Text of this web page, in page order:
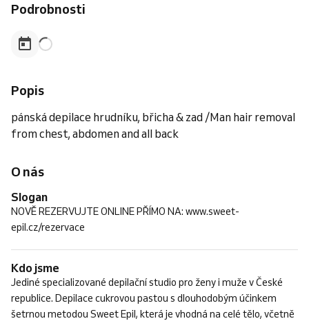
Podrobnosti
Popis
pánská depilace hrudníku, břicha & zad /Man hair removal
from chest, abdomen and all back
O nás
Slogan
NOVĚ REZERVUJTE ONLINE PŘÍMO NA: www.sweet-
epil.cz/rezervace
Kdo jsme
Jediné specializované depilační studio pro ženy i muže v České
republice. Depilace cukrovou pastou s dlouhodobým účinkem
šetrnou metodou Sweet Epil, která je vhodná na celé tělo, včetně